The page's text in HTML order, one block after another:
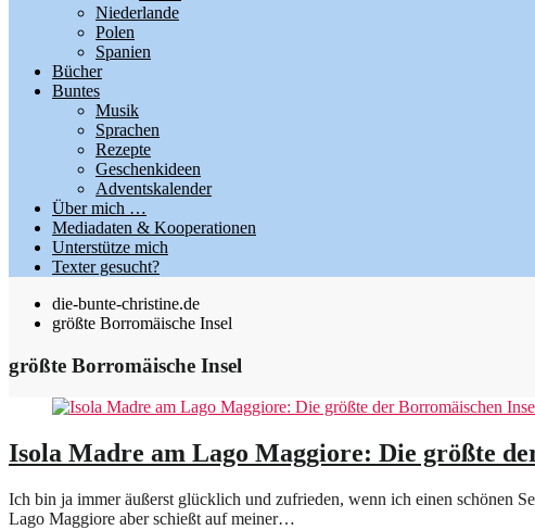
Niederlande
Polen
Spanien
Bücher
Buntes
Musik
Sprachen
Rezepte
Geschenkideen
Adventskalender
Über mich …
Mediadaten & Kooperationen
Unterstütze mich
Texter gesucht?
die-bunte-christine.de
größte Borromäische Insel
größte Borromäische Insel
Isola Madre am Lago Maggiore: Die größte
Ich bin ja immer äußerst glücklich und zufrieden, wenn ich einen schönen
Lago Maggiore aber schießt auf meiner…